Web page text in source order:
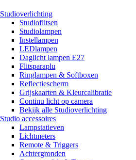
Studioverlichting
Studioflitsen
Studiolampen
Instellampen
LEDlampen
Daglicht lampen E27
Flitsparaplu
Ringlampen & Softboxen
Reflectiescherm
Grijskaarten & Kleurcalibratie
Continu licht op camera
Bekijk alle Studioverlichting
Studio accessoires
Lampstatieven
Lichtmeters
Remote & Triggers
Achtergronden